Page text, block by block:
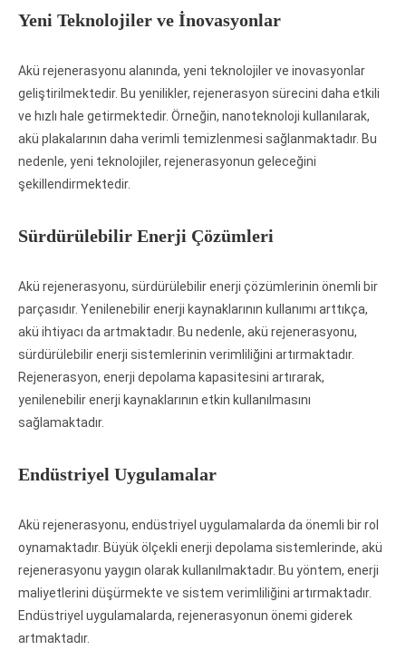
Yeni Teknolojiler ve İnovasyonlar
Akü rejenerasyonu alanında, yeni teknolojiler ve inovasyonlar
geliştirilmektedir. Bu yenilikler, rejenerasyon sürecini daha etkili
ve hızlı hale getirmektedir. Örneğin, nanoteknoloji kullanılarak,
akü plakalarının daha verimli temizlenmesi sağlanmaktadır. Bu
nedenle, yeni teknolojiler, rejenerasyonun geleceğini
şekillendirmektedir.
Sürdürülebilir Enerji Çözümleri
Akü rejenerasyonu, sürdürülebilir enerji çözümlerinin önemli bir
parçasıdır. Yenilenebilir enerji kaynaklarının kullanımı arttıkça,
akü ihtiyacı da artmaktadır. Bu nedenle, akü rejenerasyonu,
sürdürülebilir enerji sistemlerinin verimliliğini artırmaktadır.
Rejenerasyon, enerji depolama kapasitesini artırarak,
yenilenebilir enerji kaynaklarının etkin kullanılmasını
sağlamaktadır.
Endüstriyel Uygulamalar
Akü rejenerasyonu, endüstriyel uygulamalarda da önemli bir rol
oynamaktadır. Büyük ölçekli enerji depolama sistemlerinde, akü
rejenerasyonu yaygın olarak kullanılmaktadır. Bu yöntem, enerji
maliyetlerini düşürmekte ve sistem verimliliğini artırmaktadır.
Endüstriyel uygulamalarda, rejenerasyonun önemi giderek
artmaktadır.